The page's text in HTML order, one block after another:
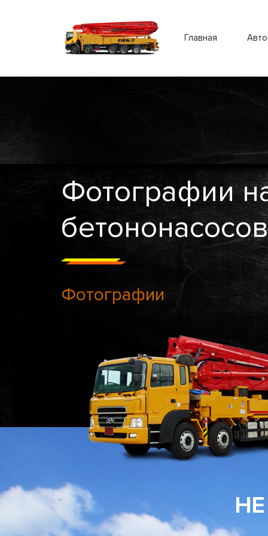
Главная
Фотографии
бетононасосов
Фотографии